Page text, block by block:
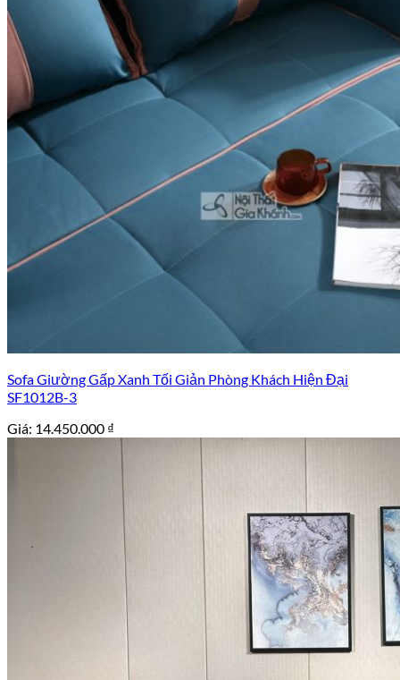
Sofa Giường Gấp Xanh Tối Giản Phòng Khách Hiện Đại
SF1012B-3
Giá: 14.450.000 ₫